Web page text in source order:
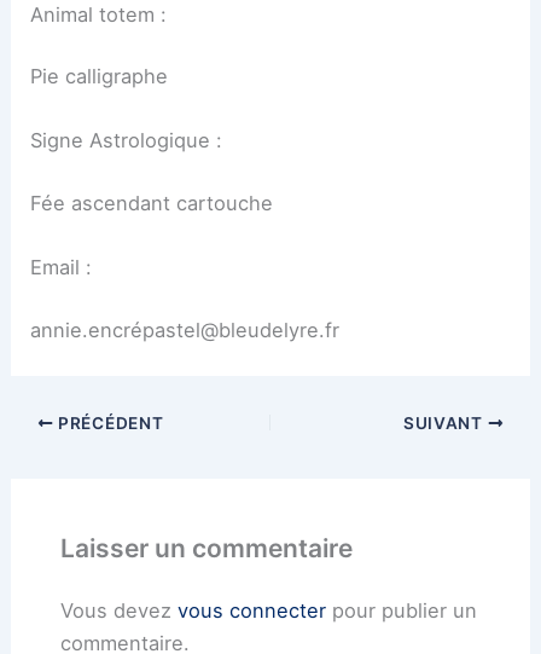
Animal totem :
Pie calligraphe
Signe Astrologique :
Fée ascendant cartouche
Email :
annie.encrépastel@bleudelyre.fr
PRÉCÉDENT SUIVANT
Laisser un commentaire
Vous devez vous connecterpour publier un
commentaire.